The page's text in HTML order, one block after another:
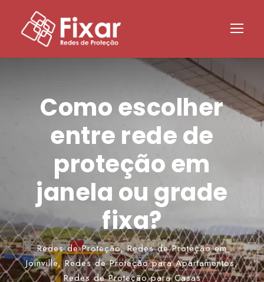
Como escolher
entre rede de
proteção em
janela ou grade
fixa?
Redes de Proteção, Redes de Proteção em
Joinville, Redes de Proteção para Apartamentos,
Redes de Proteção para Casas